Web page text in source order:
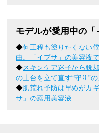
モデルが愛用中の
◆何工程も塗りたくない
由。「イプサ」の美容液
◆スキンケア迷子から脱
の土台を立て直す“守り”
◆肌荒れ予防は早めがカ
サ」の薬用美容液